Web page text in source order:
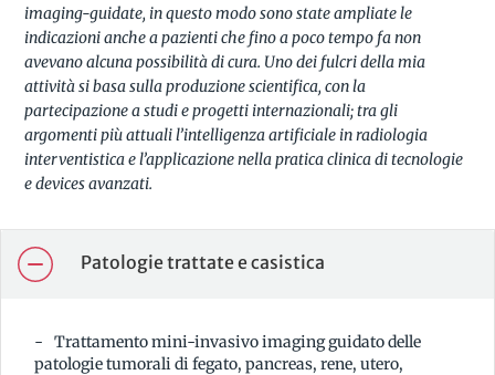
imaging-guidate, in questo modo sono state ampliate le
indicazioni anche a pazienti che fino a poco tempo fa non
avevano alcuna possibilità di cura. Uno dei fulcri della mia
attività si basa sulla produzione scientifica, con la
partecipazione a studi e progetti internazionali; tra gli
argomenti più attuali l’intelligenza artificiale in radiologia
interventistica e l’applicazione nella pratica clinica di tecnologie
e devices avanzati.
Patologie trattate e casistica
Trattamento mini-invasivo imaging guidato delle
patologie tumorali di fegato, pancreas, rene, utero,